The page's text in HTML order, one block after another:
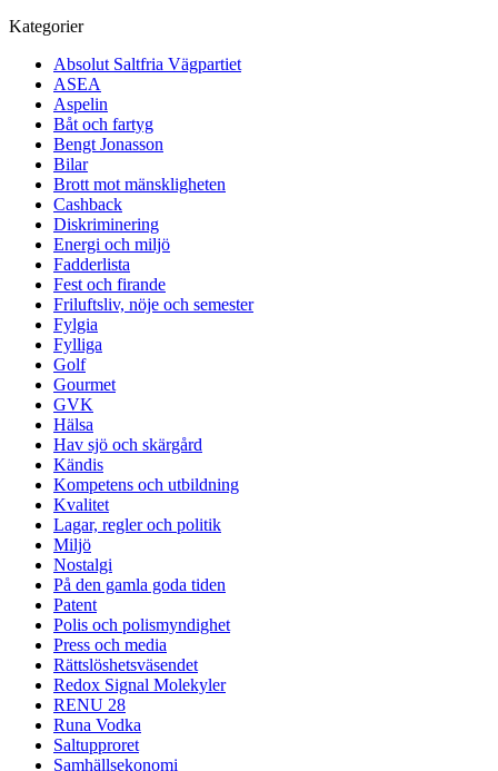
Kategorier
Absolut Saltfria Vägpartiet
ASEA
Aspelin
Båt och fartyg
Bengt Jonasson
Bilar
Brott mot mänskligheten
Cashback
Diskriminering
Energi och miljö
Fadderlista
Fest och firande
Friluftsliv, nöje och semester
Fylgia
Fylliga
Golf
Gourmet
GVK
Hälsa
Hav sjö och skärgård
Kändis
Kompetens och utbildning
Kvalitet
Lagar, regler och politik
Miljö
Nostalgi
På den gamla goda tiden
Patent
Polis och polismyndighet
Press och media
Rättslöshetsväsendet
Redox Signal Molekyler
RENU 28
Runa Vodka
Saltupproret
Samhällsekonomi